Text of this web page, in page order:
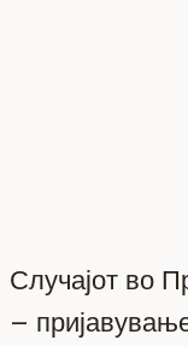
Случајот во
–